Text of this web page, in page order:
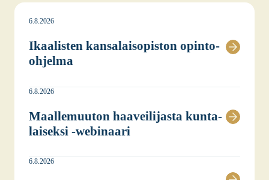
6.8.2026
Ikaa­lis­ten kan­sa­lais­opis­ton opin­to-
ohjel­ma
6.8.2026
Maal­le­muu­ton haa­vei­li­jas­ta kun­ta­
lai­sek­si ‑webi­naa­ri
6.8.2026